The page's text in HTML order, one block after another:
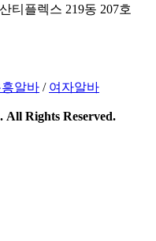
티플렉스 219동 207호
알바 / 여자알바
Rights Reserved.